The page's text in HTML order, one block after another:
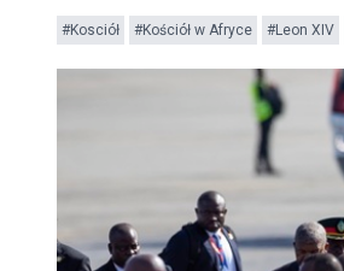
#Kosciół #Kościół w Afryce #Leon XIV